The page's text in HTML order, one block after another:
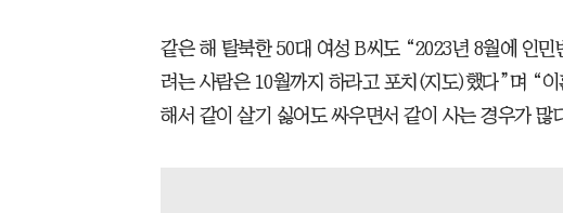
같은 해 탈북한 50대 여성 B씨도 “2023년 8월에 인
려는 사람은 10월까지 하라고 포치(지도)했다”며 “
해서 같이 살기 싫어도 싸우면서 같이 사는 경우가 많